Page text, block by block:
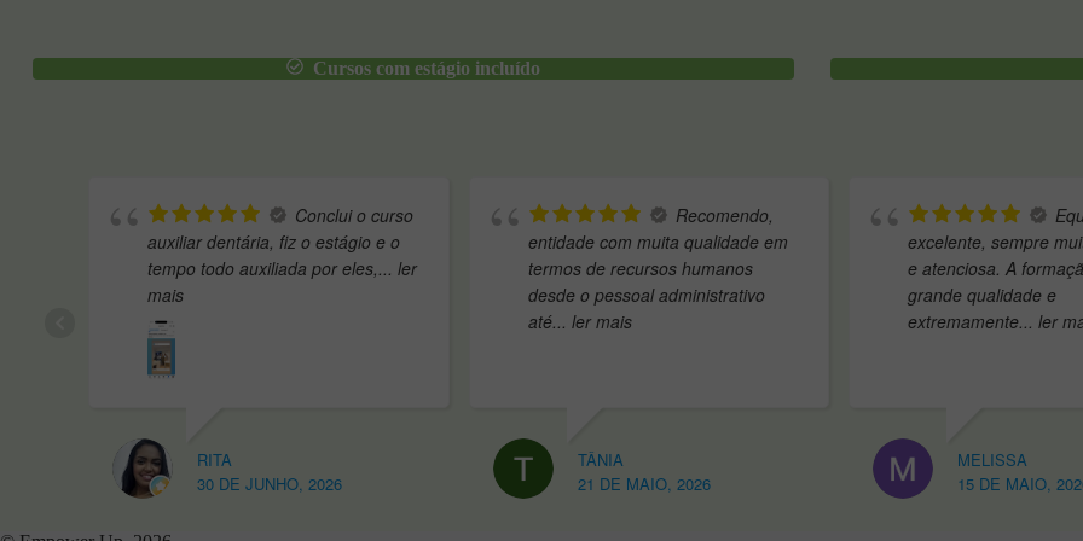
Cursos com estágio incluído
Conclui o curso
auxiliar dentária, fiz o estágio e o
tempo todo auxiliada por eles,... ler
30 DE JUNHO, 2026
Recomendo,
entidade com muita qualidade em
termos de recursos humanos
desde o pessoal administrativo
21 DE MAIO, 2026
Equipa
excelente, sempre muito simpática
e atenciosa. A formação foi de
grande qualidade e
... ler mais
MELISSA
15 DE MAIO, 2026